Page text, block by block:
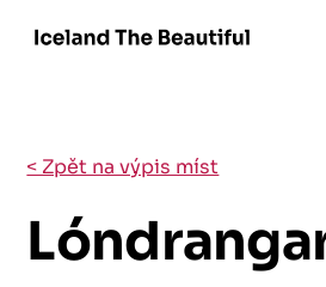
< Zpět na výpis míst